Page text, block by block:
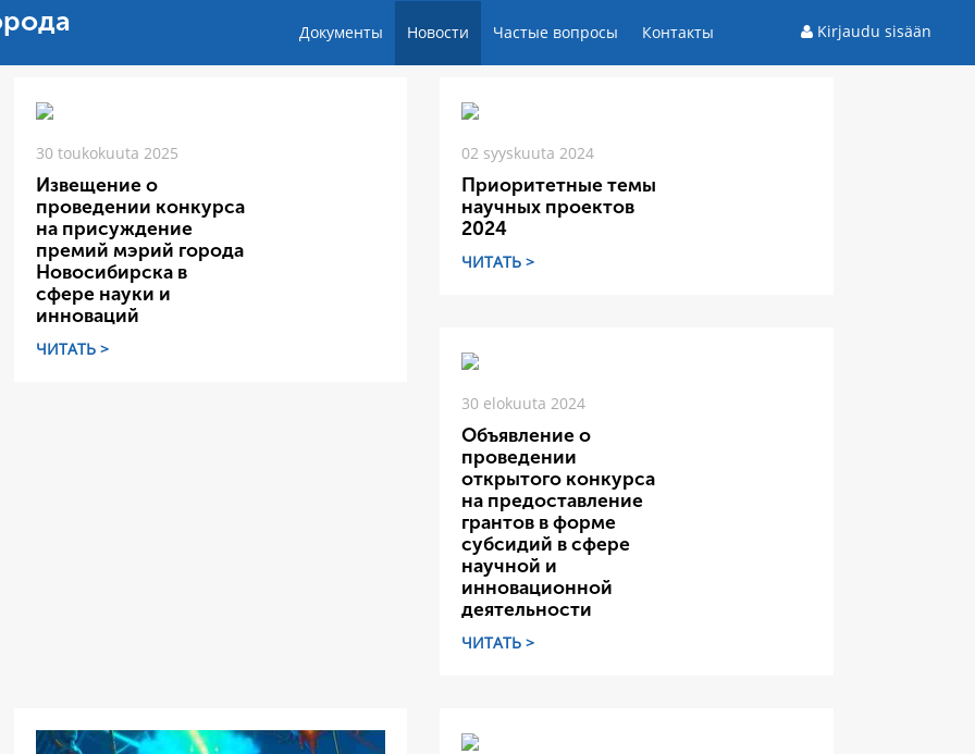
Документы Новости Частые вопросы Контакты Kirjaudu sisään
30 toukokuuta 2025
Извещение о
проведении конкурса
на присуждение
премий мэрий города
Новосибирска в
сфере науки и
инноваций
ЧИТАТЬ >
02 syyskuuta 2024
Приоритетные темы
научных проектов
2024
ЧИТАТЬ >
30 elokuuta 2024
Объявление о
проведении
открытого конкурса
на предоставление
грантов в форме
субсидий в сфере
научной и
инновационной
деятельности
ЧИТАТЬ >